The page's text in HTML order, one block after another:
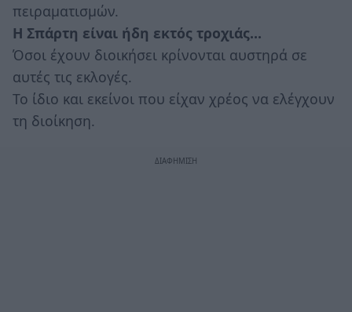
πειραματισμών.
Η Σπάρτη είναι ήδη εκτός τροχιάς…
Όσοι έχουν διοικήσει κρίνονται αυστηρά σε
αυτές τις εκλογές.
Το ίδιο και εκείνοι που είχαν χρέος να ελέγχουν
τη διοίκηση.